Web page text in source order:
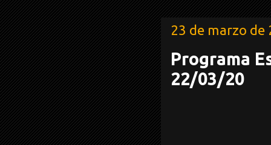
23 de marzo de
Programa
22/03/20